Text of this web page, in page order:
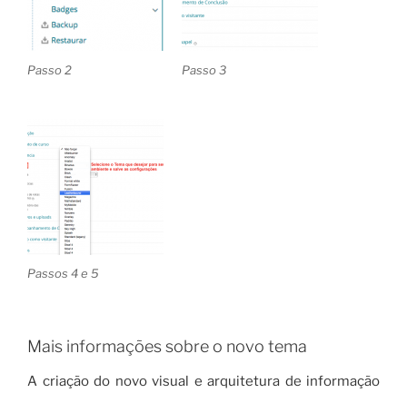
Passo 2 Passo 3
Passos 4 e 5
Mais informações sobre o novo tema
A criação do novo visual e arquitetura de informação